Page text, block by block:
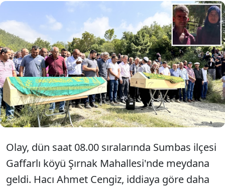
Osmaniye'de erkek kardeşi Hacı Ahmet
Cengiz tarafından çıkan tartışmada
tabancayla vurularak öldürülen Şadiye
Özerli ile eşi Yusuf Özerli, son
yolculuklarına uğurlandı.
Olay, dün saat 08.00 sıralarında Sumbas ilçesi
Gaffarlı köyü Şırnak Mahallesi'nde meydana
geldi. Hacı Ahmet Cengiz, iddiaya göre daha